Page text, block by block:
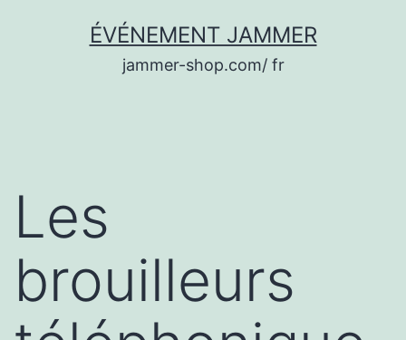
ÉVÉNEMENT JAMMER
jammer-shop.com/ fr
Les
brouilleurs